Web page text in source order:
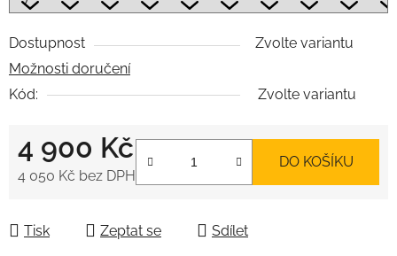
Dostupnost
Zvolte variantu
Možnosti doručení
Kód:
Zvolte variantu
4 900 Kč
4 050 Kč bez DPH
DO KOŠÍKU
Tisk Zeptat se Sdílet